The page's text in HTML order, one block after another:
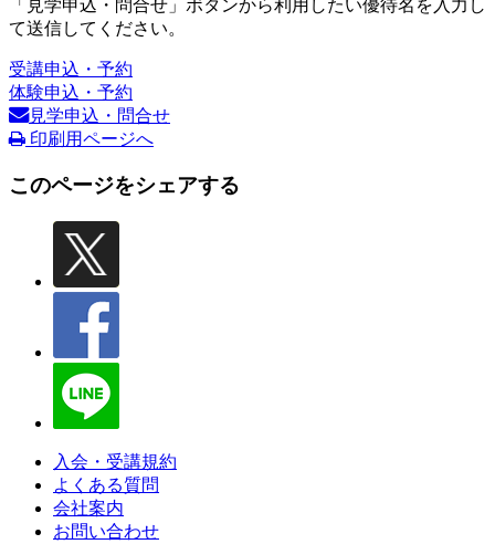
「見学申込・問合せ」ボタンから利用したい優待名を入力し
て送信してください。
受講申込・予約
体験申込・予約
見学申込・問合せ
印刷用ページへ
このページをシェアする
入会・受講規約
よくある質問
会社案内
お問い合わせ